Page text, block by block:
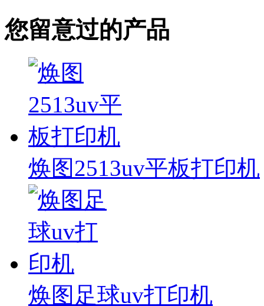
您留意过的产品
焕图2513uv平板打印机
焕图足球uv打印机